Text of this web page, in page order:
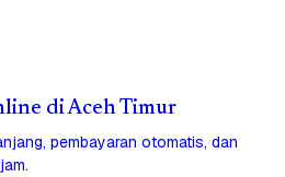
di Aceh Timur
pembayaran otomatis, dan